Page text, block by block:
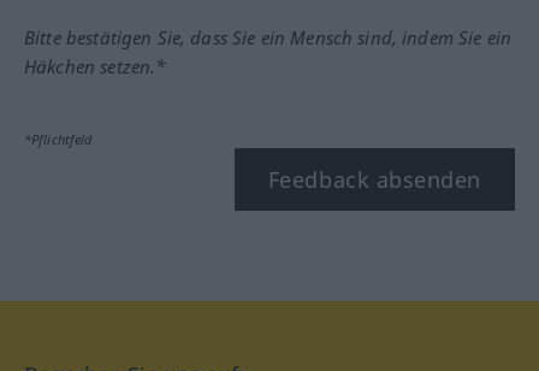
Bitte bestätigen Sie, dass Sie ein Mensch sind, indem Sie ein
Häkchen setzen.*
*Pflichtfeld
Feedback absenden